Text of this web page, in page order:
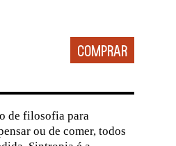
de filosofia para
ou de comer, todos